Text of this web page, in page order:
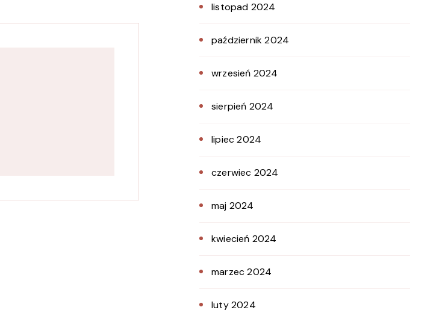
listopad 2024
październik 2024
wrzesień 2024
sierpień 2024
lipiec 2024
czerwiec 2024
maj 2024
kwiecień 2024
marzec 2024
luty 2024